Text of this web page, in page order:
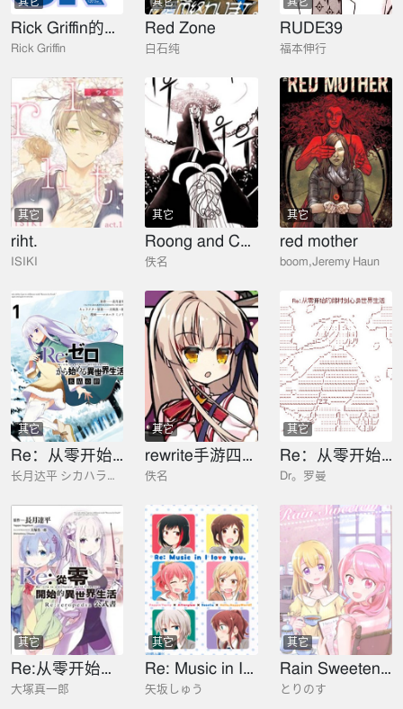
Rick Griffin的手稿
Rick Griffin
Red Zone
白石纯
RUDE39
福本伸行
其它
riht.
ISIKI
其它
Roong and Chris
佚名
其它
red mother
boom,Jeremy Haun
其它
Re：从零开始的异世界生活 冰结之绊
长月达平 シカハラミノリ
其它
rewrite手游四格宣传漫画
佚名
其它
Re：从零开始的绯村剑心异世界生活
Dr。罗曼
其它
Re:从零开始的异世界生活公式书 Re:zeropedia
大塚真一郎
其它
Re: Music in I love you.
矢坂しゅう
其它
Rain Sweetener
とりのす